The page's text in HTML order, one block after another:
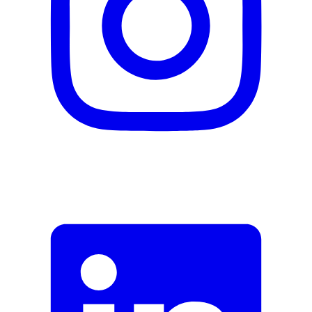
Adresse e-mail (facultatif)
Fermer le formulaire
Envoyer
Signaler des données erronées